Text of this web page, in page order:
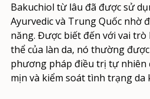
Bakuchiol từ lâu đã được sử
Ayurvedic và Trung Quốc nhờ
năng. Được biết đến với vai
thể của làn da, nó thường
phương pháp điều trị tự nhiên
mịn và kiểm soát tình trạng da